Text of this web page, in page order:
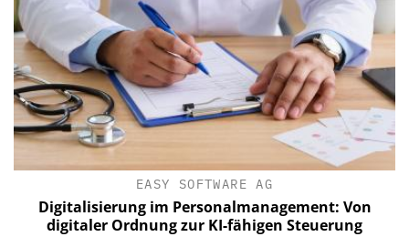
EASY SOFTWARE AG
Digitalisierung im Personalmanagement: Von
digitaler Ordnung zur KI-fähigen Steuerung